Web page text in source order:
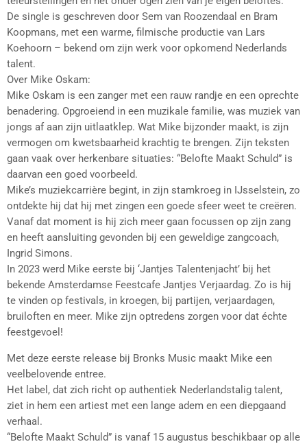
De single is geschreven door Sem van Roozendaal en Bram
Koopmans, met een warme, filmische productie van Lars
Koehoorn – bekend om zijn werk voor opkomend Nederlands
talent.
Over Mike Oskam:
Mike Oskam is een zanger met een rauw randje en een oprechte
benadering. Opgroeiend in een muzikale familie, was muziek van
jongs af aan zijn uitlaatklep. Wat Mike bijzonder maakt, is zijn
vermogen om kwetsbaarheid krachtig te brengen. Zijn teksten
gaan vaak over herkenbare situaties: “Belofte Maakt Schuld” is
daarvan een goed voorbeeld.
Mike’s muziekcarrière begint, in zijn stamkroeg in IJsselstein, zo
ontdekte hij dat hij met zingen een goede sfeer weet te creëren.
Vanaf dat moment is hij zich meer gaan focussen op zijn zang
en heeft aansluiting gevonden bij een geweldige zangcoach,
Ingrid Simons.
In 2023 werd Mike eerste bij ‘Jantjes Talentenjacht’ bij het
bekende Amsterdamse Feestcafe Jantjes Verjaardag. Zo is hij
te vinden op festivals, in kroegen, bij partijen, verjaardagen,
bruiloften en meer. Mike zijn optredens zorgen voor dat échte
feestgevoel!
Met deze eerste release bij Bronks Music maakt Mike een
veelbelovende entree.
Het label, dat zich richt op authentiek Nederlandstalig talent,
ziet in hem een artiest met een lange adem en een diepgaand
verhaal.
“Belofte Maakt Schuld” is vanaf 15 augustus beschikbaar op alle